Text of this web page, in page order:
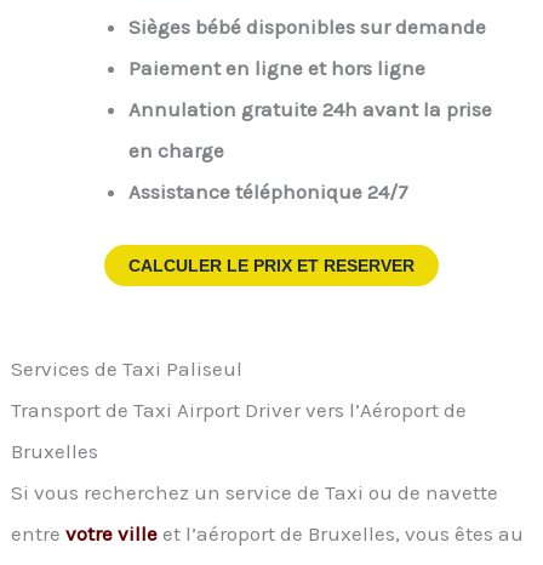
Sièges bébé disponibles sur demande
Paiement en ligne et hors ligne
Annulation gratuite 24h avant la prise
en charge
Assistance téléphonique 24/7
CALCULER LE PRIX ET RESERVER
Services de Taxi Paliseul
Transport de Taxi Airport Driver vers l’Aéroport de
Bruxelles
Si vous recherchez un service de Taxi ou de navette
entrevotre ville et l’aéroport de Bruxelles, vous êtes au